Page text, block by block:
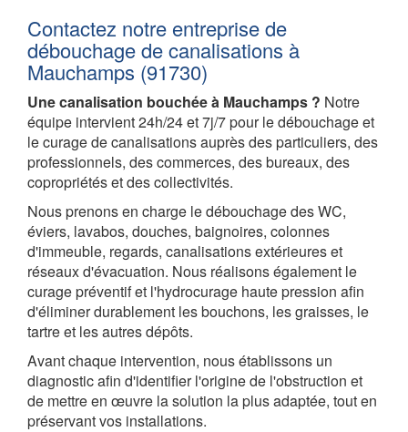
Contactez notre entreprise de
débouchage de canalisations à
Mauchamps (91730)
Une canalisation bouchée à Mauchamps ? Notre
équipe intervient 24h/24 et 7j/7 pour le débouchage et
le curage de canalisations auprès des particuliers, des
professionnels, des commerces, des bureaux, des
copropriétés et des collectivités.
Nous prenons en charge le débouchage des WC,
éviers, lavabos, douches, baignoires, colonnes
d'immeuble, regards, canalisations extérieures et
réseaux d'évacuation. Nous réalisons également le
curage préventif et l'hydrocurage haute pression afin
d'éliminer durablement les bouchons, les graisses, le
tartre et les autres dépôts.
Avant chaque intervention, nous établissons un
diagnostic afin d'identifier l'origine de l'obstruction et
de mettre en œuvre la solution la plus adaptée, tout en
préservant vos installations.